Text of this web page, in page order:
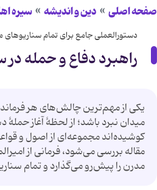
صفحه اصلی دین و اندیشه سیره
دستورالعملی جامع برای تمام سناریوهای
راهبرد دفاع و حمله
یکی از مهم‌ترین چالش‌های هر
میدان نبرد باشد؛ از لحظۀ آغاز
کوشیده‌اند مجموعه‌ای از اصول و
مقاله بررسی می‌شود، فرمانی از
مدرن را پیش‌رو می‌گذارد و تمام